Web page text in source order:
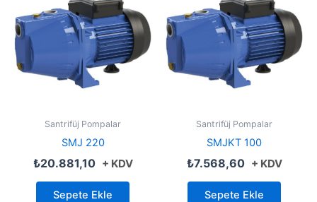
Santrifüj Pompalar
SMJ 220
₺20.881,10 + KDV
Sepete Ekle
Santrifüj Pompalar
SMJKT 100
₺7.568,60 + KDV
Sepete Ekle